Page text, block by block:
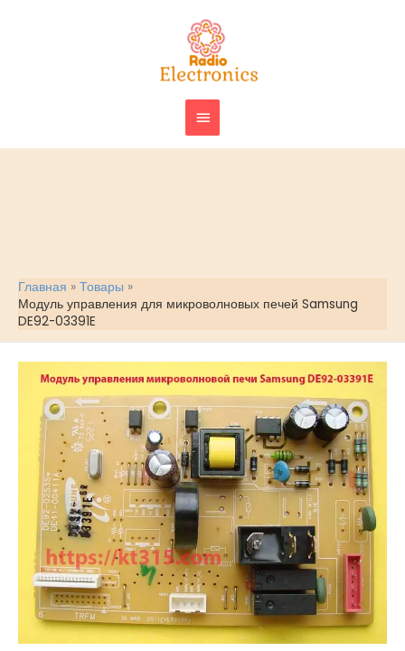
ГЛАВНОЕ
МЕНЮ
Главная
Товары
Модуль управления для микроволновых печей Samsung
DE92-03391E